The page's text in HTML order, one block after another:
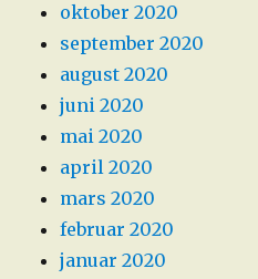
oktober 2020
september 2020
august 2020
juni 2020
mai 2020
april 2020
mars 2020
februar 2020
januar 2020